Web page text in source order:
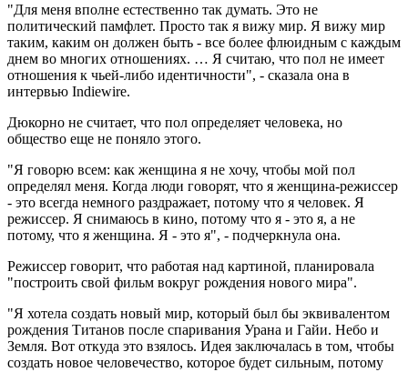
"Для меня вполне естественно так думать. Это не
политический памфлет. Просто так я вижу мир. Я вижу мир
таким, каким он должен быть - все более флюидным с каждым
днем ​​во многих отношениях. … Я считаю, что пол не имеет
отношения к чьей-либо идентичности", - сказала она в
интервью Indiewire.
Дюкорно не считает, что пол определяет человека, но
общество еще не поняло этого.
"Я говорю всем: как женщина я не хочу, чтобы мой пол
определял меня. Когда люди говорят, что я женщина-режиссер
- это всегда немного раздражает, потому что я человек. Я
режиссер. Я снимаюсь в кино, потому что я - это я, а не
потому, что я женщина. Я - это я", - подчеркнула она.
Режиссер говорит, что работая над картиной, планировала
"построить свой фильм вокруг рождения нового мира".
"Я хотела создать новый мир, который был бы эквивалентом
рождения Титанов после спаривания Урана и Гайи. Небо и
Земля. Вот откуда это взялось. Идея заключалась в том, чтобы
создать новое человечество, которое будет сильным, потому